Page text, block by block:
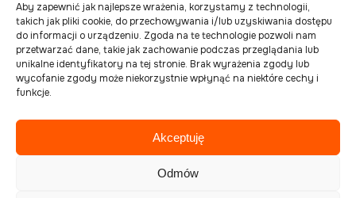
Aby zapewnić jak najlepsze wrażenia, korzystamy z technologii,
takich jak pliki cookie, do przechowywania i/lub uzyskiwania dostępu
do informacji o urządzeniu. Zgoda na te technologie pozwoli nam
przetwarzać dane, takie jak zachowanie podczas przeglądania lub
unikalne identyfikatory na tej stronie. Brak wyrażenia zgody lub
wycofanie zgody może niekorzystnie wpłynąć na niektóre cechy i
funkcje.
Akceptuję
Odmów
Spółka zarejestrowana w Sądzie Rejonowym Gdańsk
Północ, VIII Wydział Gospodarczy Krajowego
Rejestru Sądowego pod numerem KRS 0000394954,